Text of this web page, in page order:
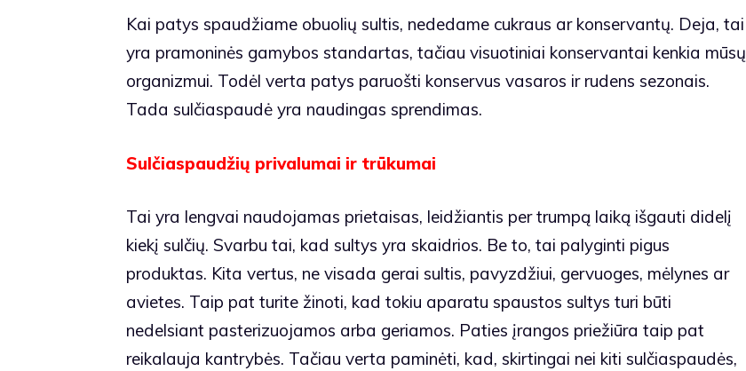
Kai patys spaudžiame obuolių sultis, nededame cukraus ar konservantų. Deja, tai
yra pramoninės gamybos standartas, tačiau visuotiniai konservantai kenkia mūsų
organizmui. Todėl verta patys paruošti konservus vasaros ir rudens sezonais.
Tada sulčiaspaudė yra naudingas sprendimas.
Sulčiaspaudžių privalumai ir trūkumai
Tai yra lengvai naudojamas prietaisas, leidžiantis per trumpą laiką išgauti didelį
kiekį sulčių. Svarbu tai, kad sultys yra skaidrios. Be to, tai palyginti pigus
produktas. Kita vertus, ne visada gerai sultis, pavyzdžiui, gervuoges, mėlynes ar
avietes. Taip pat turite žinoti, kad tokiu aparatu spaustos sultys turi būti
nedelsiant pasterizuojamos arba geriamos. Paties įrangos priežiūra taip pat
reikalauja kantrybės. Tačiau verta paminėti, kad, skirtingai nei kiti sulčiaspaudės,